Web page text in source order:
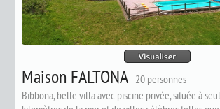
Maison FALTONA- 20 personnes
Bibbona, belle villa avec piscine privée, située à